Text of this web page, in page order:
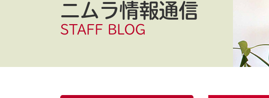
ニムラ情報通信
STAFF BLOG